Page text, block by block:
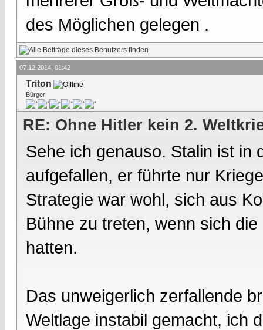
des Möglichen gelegen .
07.12.2014, 01:42
Triton
Bürger
RE: Ohne Hitler kein 2.
Sehe ich genauso. Stalin ist in
aufgefallen, er führte nur
Strategie war wohl, sich aus
Bühne zu treten, wenn sich
hatten.
Das unweigerlich zerfallende
Weltlage instabil gemacht, ich